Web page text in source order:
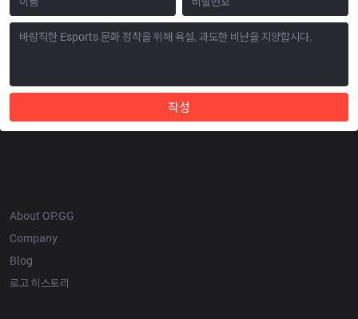
작성
About OP.GG
Company
Blog
로고 히스토리